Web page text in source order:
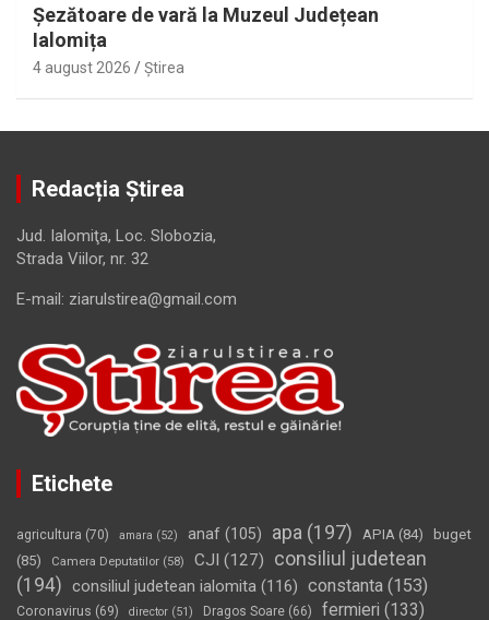
Șezătoare de vară la Muzeul Județean
Ialomița
4 august 2026 Ştirea
Redacția Știrea
Jud. Ialomiţa, Loc. Slobozia,
Strada Viilor, nr. 32
E-mail: ziarulstirea@gmail.com
Etichete
agricultura (70) amara (52) anaf (105) apa (197) APIA (84)
buget
(85)
Camera Deputatilor (58) CJI (127)
consiliul judetean
(194) consiliul judetean ialomita (116) constanta (153)
Coronavirus (69) director (51) Dragos Soare (66) fermieri (133)